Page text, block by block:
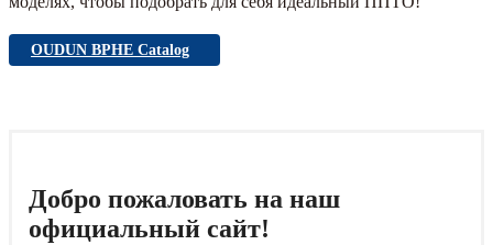
OUDUN BPHE Catalog
Добро пожаловать на наш
официальный сайт!